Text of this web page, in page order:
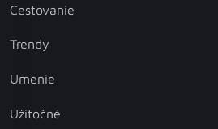
Cestovanie
Trendy
Umenie
Užitočné